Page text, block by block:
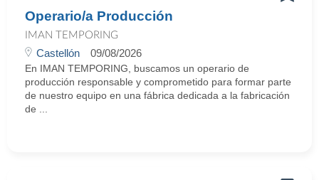
Operario/a Producción
IMAN TEMPORING
Castellón 09/08/2026
En IMAN TEMPORING, buscamos un operario de
producción responsable y comprometido para formar parte
de nuestro equipo en una fábrica dedicada a la fabricación
de ...